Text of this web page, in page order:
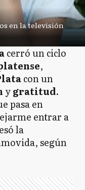
en la televisión
cerró un ciclo
,
con un
ygratitud.
pasa en
entrar a
la
según